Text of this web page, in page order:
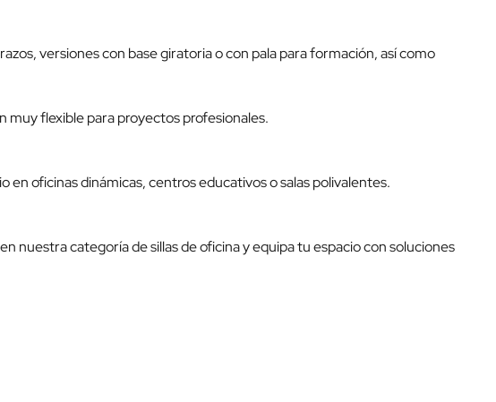
versiones con base giratoria o con pala para formación, así como
muy flexible para proyectos profesionales.
en oficinas dinámicas, centros educativos o salas polivalentes.
nuestra categoría desillas de oficinay equipa tu espacio con soluciones